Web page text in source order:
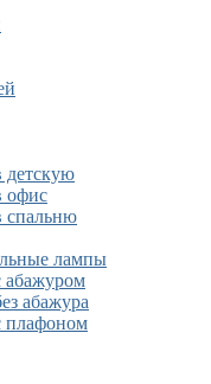
детскую
офис
спальню
лампы
абажуром
абажура
плафоном